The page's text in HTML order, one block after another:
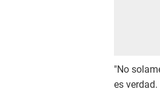
"No
es